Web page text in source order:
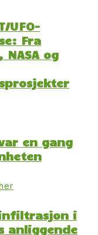
UFO-
Fra
NASA og
en gang
i
anliggende